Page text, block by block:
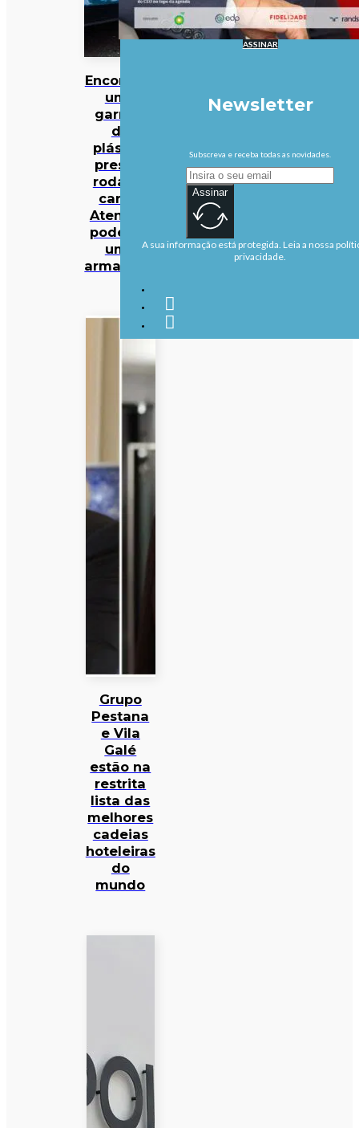
Encontrou
uma
garrafa
de
plástico
presa à
roda do
carro?
Atenção:
pode ser
uma
armadilha
Grupo
Pestana
e Vila
Galé
estão na
restrita
lista das
melhores
cadeias
hoteleiras
do
mundo
ASSINAR
Newsletter
Subscreva e receba todas as novidades.
Assinar
A sua informação está protegida. Leia a nossa
privacidade.